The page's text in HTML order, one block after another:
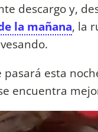
descargo y,
la mañana, la
esta
encuentra